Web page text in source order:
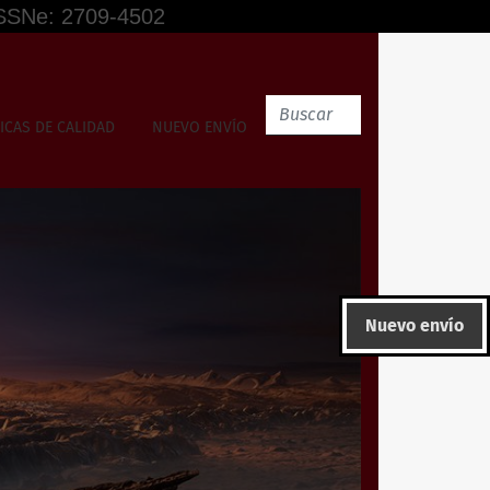
2709-4502
DE CALIDAD NUEVO ENVÍO
Nuevo envío